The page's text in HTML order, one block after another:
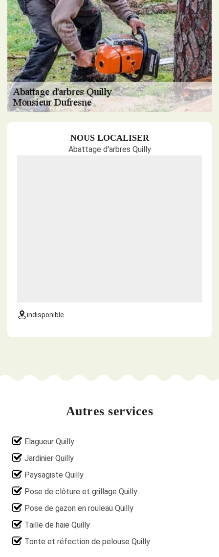
NOUS LOCALISER
Abattage d'arbres Quilly
indisponible
Autres services
Elagueur Quilly
Jardinier Quilly
Paysagiste Quilly
Pose de clôture et grillage Quilly
Pose de gazon en rouleau Quilly
Taille de haie Quilly
Tonte et réfection de pelouse Quilly